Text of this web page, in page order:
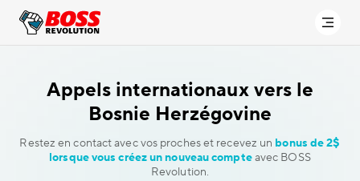
Appels internationaux vers le
Bosnie Herzégovine
Restez en contact avec vos proches et recevez un bonus de 2$
lorsque vous créez un nouveau compteavec BOSS
Revolution.